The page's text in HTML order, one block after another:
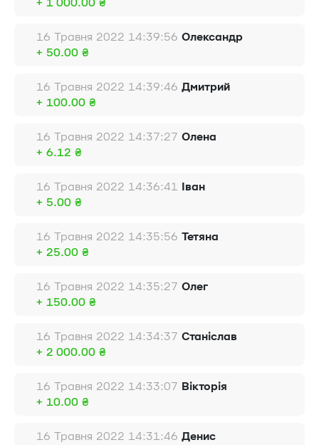
+ 1 000.00 ₴
16 Травня 2022 14:39:56 Олександр
+ 50.00 ₴
16 Травня 2022 14:39:46 Дмитрий
+ 100.00 ₴
16 Травня 2022 14:37:27 Олена
+ 6.12 ₴
16 Травня 2022 14:36:41 Іван
+ 5.00 ₴
16 Травня 2022 14:35:56 Тетяна
+ 25.00 ₴
16 Травня 2022 14:35:27 Олег
+ 150.00 ₴
16 Травня 2022 14:34:37 Станіслав
+ 2 000.00 ₴
16 Травня 2022 14:33:07 Вікторія
+ 10.00 ₴
16 Травня 2022 14:31:46 Денис